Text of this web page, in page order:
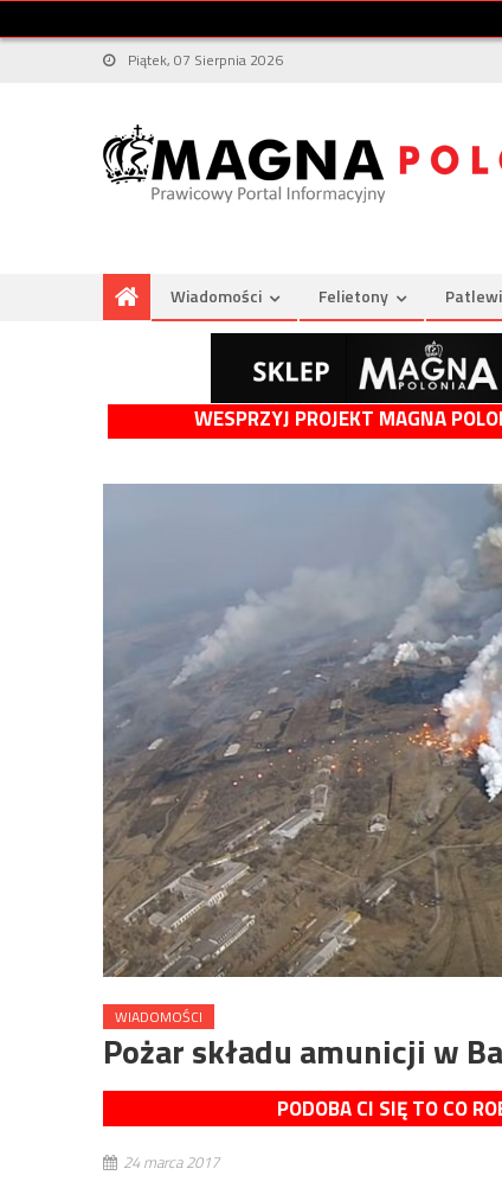
Piątek, 07 Sierpnia 2026
Wiadomości Felietony
WESPRZYJ PROJEKT MAGNA
WIADOMOŚCI
Pożar składu amunicji w
PODOBA CI SIĘ TO CO
24 marca 2017